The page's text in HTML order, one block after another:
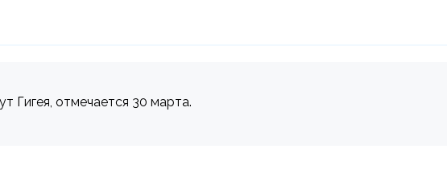
Гигея, отмечается 30 марта.